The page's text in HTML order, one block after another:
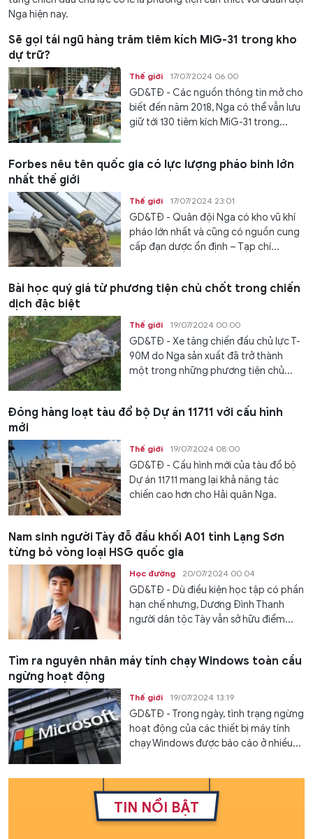
Nga hiện nay.
Sẽ gọi tái ngũ hàng trăm tiêm kích MiG-31 trong kho
dự trữ?
Thế giới 17/07/2024 06:00
GD&TĐ - Các nguồn thông tin mở cho
biết đến năm 2018, Nga có thể vẫn lưu
giữ tới 130 tiêm kích MiG-31 trong...
Forbes nêu tên quốc gia có lực lượng pháo binh lớn
nhất thế giới
Thế giới 17/07/2024 23:01
GD&TĐ - Quân đội Nga có kho vũ khí
pháo lớn nhất và cũng có nguồn cung
cấp đạn dược ổn định – Tạp chí...
Bài học quý giá từ phương tiện chủ chốt trong chiến
dịch đặc biệt
Thế giới 19/07/2024 00:00
GD&TĐ - Xe tăng chiến đấu chủ lực T-
90M do Nga sản xuất đã trở thành
một trong những phương tiện chủ...
Đóng hàng loạt tàu đổ bộ Dự án 11711 với cấu hình
mới
Thế giới 19/07/2024 08:00
GD&TĐ - Cấu hình mới của tàu đổ bộ
Dự án 11711 mang lại khả năng tác
chiến cao hơn cho Hải quân Nga.
Nam sinh người Tày đỗ đầu khối A01 tỉnh Lạng Sơn
từng bỏ vòng loại HSG quốc gia
Học đường 20/07/2024 00:04
GD&TĐ - Dù điều kiện học tập có phần
hạn chế nhưng, Dương Đình Thanh
người dân tộc Tày vẫn sở hữu điểm...
Tìm ra nguyên nhân máy tính chạy Windows toàn cầu
ngừng hoạt động
Thế giới 19/07/2024 13:19
GD&TĐ - Trong ngày, tình trạng ngừng
hoạt động của các thiết bị máy tính
chạy Windows được báo cáo ở nhiều...
TIN NỔI BẬT